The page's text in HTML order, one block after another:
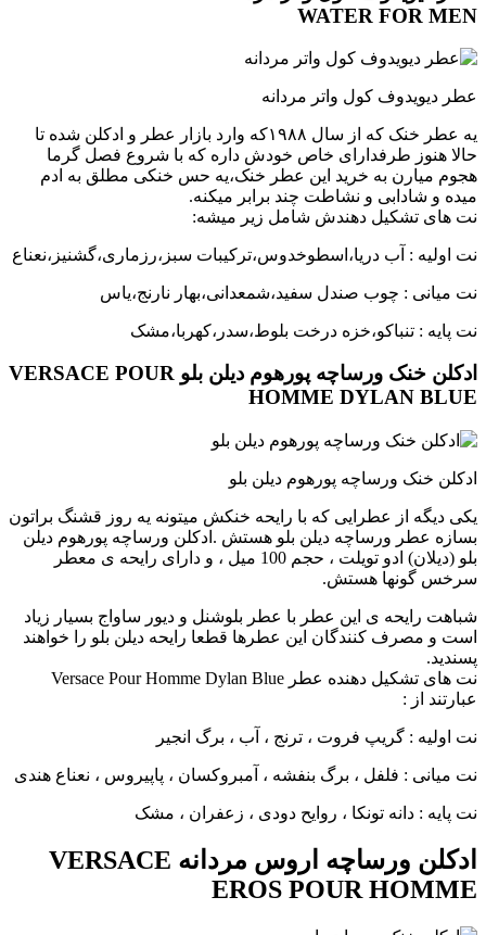
WATER FOR MEN
عطر دیویدوف کول واتر مردانه
یه عطر خنک که از سال ۱۹۸۸که وارد بازار عطر و ادکلن شده تا
حالا هنوز طرفدارای خاص خودش داره که با شروع فصل گرما
هجوم میارن به خرید این عطر خنک،یه حس خنکی مطلق به ادم
میده و شادابی و نشاطت چند برابر میکنه.
نت های تشکیل دهندش شامل زیر میشه:
نت اولیه : آب دریا،اسطوخدوس،ترکیبات سبز،رزماری،گشنیز،نعناع
نت میانی : چوب صندل سفید،شمعدانی،بهار نارنج،یاس
نت پایه : تنباکو،خزه درخت بلوط،سدر،کهربا،مشک
ادکلن خنک ورساچه پورهوم دیلن بلو VERSACE POUR
HOMME DYLAN BLUE
ادکلن خنک ورساچه پورهوم دیلن بلو
یکی دیگه از عطرایی که با رایحه خنکش میتونه یه روز قشنگ براتون
بسازه عطر ورساچه دیلن بلو هستش .ادکلن ورساچه پورهوم دیلن
بلو (دیلان) ادو تویلت ، حجم 100 میل ، و دارای رایحه ی معطر
سرخس گونها هستش.
شباهت رایحه ی این عطر با عطر بلوشنل و دیور ساواج بسیار زیاد
است و مصرف کنندگان این عطرها قطعا رایحه دیلن بلو را خواهند
پسندید.
نت های تشکیل دهنده عطر Versace Pour Homme Dylan Blue
عبارتند از :
نت اولیه : گریپ فروت ، ترنج ، آب ، برگ انجیر
نت میانی : فلفل ، برگ بنفشه ، آمبروکسان ، پاپیروس ، نعناع هندی
نت پایه : دانه تونکا ، روایح دودی ، زعفران ، مشک
ادکلن ورساچه اروس مردانه VERSACE
EROS POUR HOMME